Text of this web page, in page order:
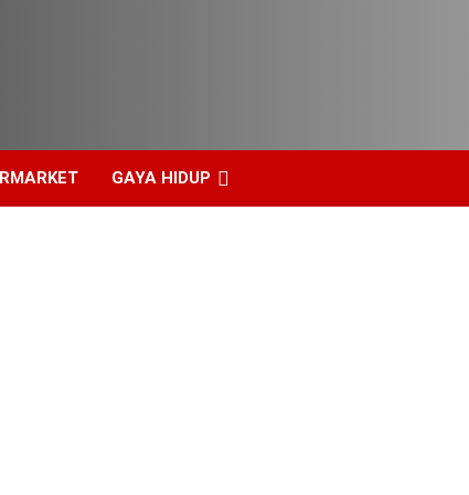
GAYA HIDUP